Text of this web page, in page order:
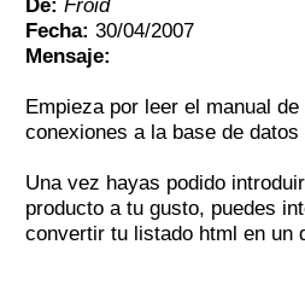
De: Froid
Fecha: 30/04/2007
Mensaje:
Empieza por leer el manual
conexiones a la base de
Una vez hayas podido
producto a tu gusto, puedes
convertir tu listado html en un